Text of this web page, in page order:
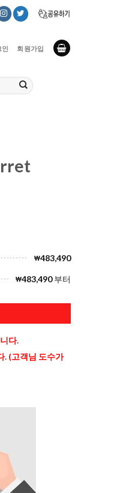
인 회원가입
₩483,490
₩483,490부터
다.
. (고객님 도수가